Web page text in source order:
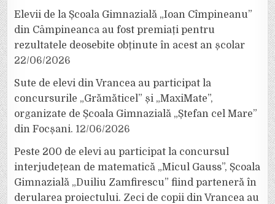
Elevii de la Școala Gimnazială „Ioan Cîmpineanu”
din Câmpineanca au fost premiați pentru
rezultatele deosebite obținute în acest an școlar
22/06/2026
Sute de elevi din Vrancea au participat la
concursurile „Grămăticel” și „MaxiMate”,
organizate de Școala Gimnazială „Ștefan cel Mare”
din Focșani. 12/06/2026
Peste 200 de elevi au participat la concursul
interjudețean de matematică „Micul Gauss”, Școala
Gimnazială „Duiliu Zamfirescu” fiind parteneră în
derularea proiectului. Zeci de copii din Vrancea au